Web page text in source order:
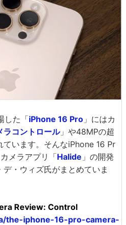
した「iPhone 16 Pro 」にはカ
ラコントロール」や48MPの超
ています。そんなiPhone 16 Pr
メラアプリ「Halide 」の開発
・ウィズ氏がまとめていま
Review: Control
the-iphone-16-pro-camera-